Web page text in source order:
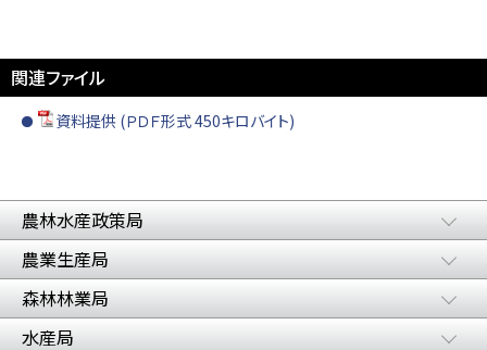
関連ファイル
資料提供 (ＰＤＦ形式 450キロバイト)
農林水産政策局
農業生産局
森林林業局
水産局